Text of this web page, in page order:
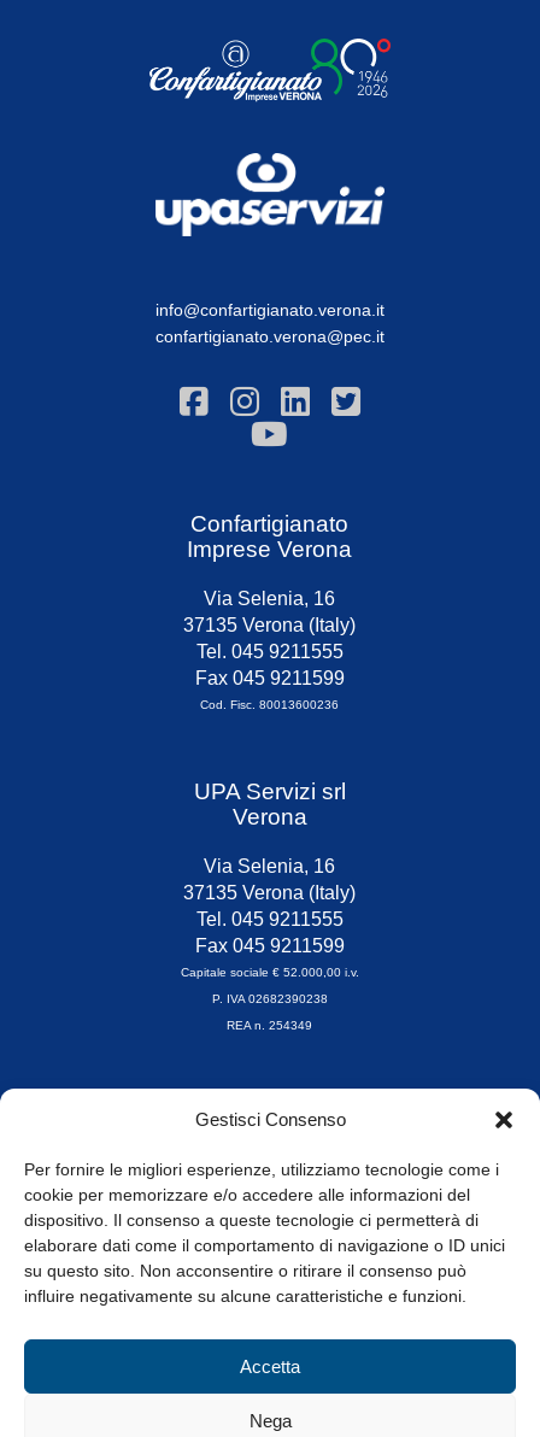
Gestisci Consenso
Per fornire le migliori esperienze, utilizziamo tecnologie come i
cookie per memorizzare e/o accedere alle informazioni del
dispositivo. Il consenso a queste tecnologie ci permetterà di
elaborare dati come il comportamento di navigazione o ID unici
su questo sito. Non acconsentire o ritirare il consenso può
influire negativamente su alcune caratteristiche e funzioni.
Accetta
Nega
info@confartigianato.verona.it
confartigianato.verona@pec.it
Confartigianato
Imprese Verona
Via Selenia, 16
37135 Verona (Italy)
Tel. 045 9211555
Fax 045 9211599
Cod. Fisc. 80013600236
UPA Servizi srl
Verona
Via Selenia, 16
37135 Verona (Italy)
Tel. 045 9211555
Fax 045 9211599
Capitale sociale € 52.000,00 i.v.
P. IVA 02682390238
REA n. 254349
Orari di apertura
8.30-13.00 / 14.00-17.30
Whistleblowing
© Tutti i diritti riservati
Privacy Policy e Cookie|Informativa Cookie